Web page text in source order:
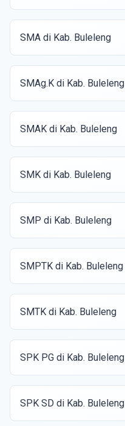
SMA di Kab. Buleleng
SMAg.K di Kab. Buleleng
SMAK di Kab. Buleleng
SMK di Kab. Buleleng
SMP di Kab. Buleleng
SMPTK di Kab. Buleleng
SMTK di Kab. Buleleng
SPK PG di Kab. Buleleng
SPK SD di Kab. Buleleng